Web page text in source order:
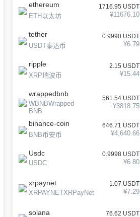
ethereum
ETH以太坊
1716.95 USDT
¥11676.10
tether
USDT泰达币
0.9990 USDT
¥6.79
ripple
XRP瑞波币
2.15 USDT
¥15.44
wrappedbnb
WBNBWrapped
BNB
561.54 USDT
¥3818.75
binance-coin
BNB币安币
646.71 USDT
¥4,640.66
Usdc
USDC
0.9998 USDT
¥6.80
xrpaynet
XRPAYNETXRPayNet
1.07 USDT
¥7.29
solana 76.62 USDT